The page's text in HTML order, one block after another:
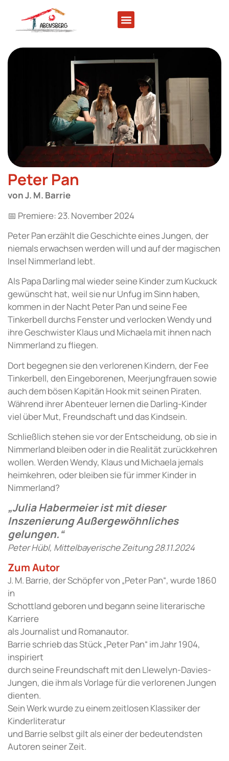
Peter Pan
von J. M. Barrie
📅 Premiere: 23. November 2024
Peter Pan erzählt die Geschichte eines Jungen, der
niemals erwachsen werden will und auf der magischen
Insel Nimmerland lebt.
Als Papa Darling mal wieder seine Kinder zum Kuckuck
gewünscht hat, weil sie nur Unfug im Sinn haben,
kommen in der Nacht Peter Pan und seine Fee
Tinkerbell durchs Fenster und verlocken Wendy und
ihre Geschwister Klaus und Michaela mit ihnen nach
Nimmerland zu fliegen.
Dort begegnen sie den verlorenen Kindern, der Fee
Tinkerbell, den Eingeborenen, Meerjungfrauen sowie
auch dem bösen Kapitän Hook mit seinen Piraten.
Während ihrer Abenteuer lernen die Darling-Kinder
viel über Mut, Freundschaft und das Kindsein.
Schließlich stehen sie vor der Entscheidung, ob sie in
Nimmerland bleiben oder in die Realität zurückkehren
wollen. Werden Wendy, Klaus und Michaela jemals
heimkehren, oder bleiben sie für immer Kinder in
Nimmerland?
„Julia Habermeier ist mit dieser
Inszenierung Außergewöhnliches
gelungen.“
Peter Hübl, Mittelbayerische Zeitung 28.11.2024
Zum Autor
J. M. Barrie, der Schöpfer von „Peter Pan“, wurde 1860
in
Schottland geboren und begann seine literarische
Karriere
als Journalist und Romanautor.
Barrie schrieb das Stück „Peter Pan“ im Jahr 1904,
inspiriert
durch seine Freundschaft mit den Llewelyn-Davies-
Jungen, die ihm als Vorlage für die verlorenen Jungen
dienten.
Sein Werk wurde zu einem zeitlosen Klassiker der
Kinderliteratur
und Barrie selbst gilt als einer der bedeutendsten
Autoren seiner Zeit.